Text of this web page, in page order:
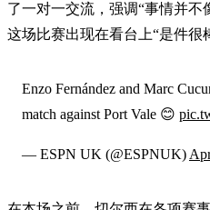
了一对一交流，强调“事情并
这场比赛出现在看台上“是件很
Enzo Fernández and Marc
match against Port Vale 😊
— ESPN UK (@ESPNUK)